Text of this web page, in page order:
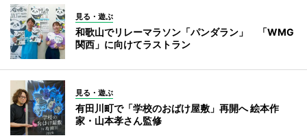
見る・遊ぶ
和歌山でリレーマラソン「パンダラン」 「WMG
関西」に向けてラストラン
見る・遊ぶ
有田川町で「学校のおばけ屋敷」再開へ 絵本作
家・山本孝さん監修